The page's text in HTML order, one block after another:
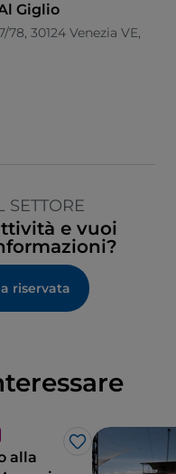
Giglio
78, 30124 Venezia VE,
SETTORE
e vuoi
riservata
Like
alla